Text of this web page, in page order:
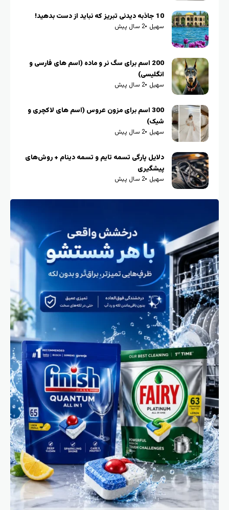
10 جاذبه دیدنی تبریز که نباید از دست بدهید!
سهیل 2 سال پیش
200 اسم برای سگ نر و ماده (اسم های فارسی و
انگلیسی)
سهیل 2 سال پیش
300 اسم برای مزون عروس (اسم های لاکچری و
شیک)
سهیل 2 سال پیش
دلایل پارگی تسمه تایم و تسمه دینام + روش‌های
پیشگیری
سهیل 2 سال پیش